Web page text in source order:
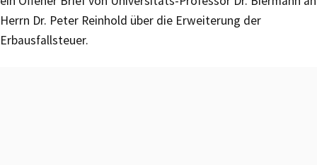
Herrn Dr. Peter Reinhold über die Erweiterung der
Erbausfallsteuer.